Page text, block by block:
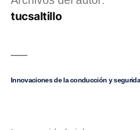
tucsaltillo
Innovaciones de la conducción y